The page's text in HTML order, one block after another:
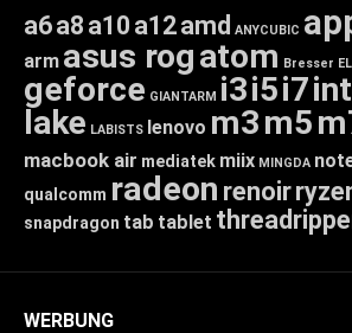
a6a8 a10 a12amd ANYCUBIC
arm asus rogatom Bresser
geforce GIANTARM i3i5i7
lake LABISTS lenovo m3m5
macbook air mediatek miix MINGDA
qualcomm radeon renoir
snapdragon tab tablet
WERBUNG